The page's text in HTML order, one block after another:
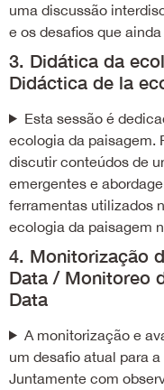
uma discussão
e os desafios que
3. Didática da
Didáctica de la
Esta sessão é
ecologia da paisagem.
discutir conteúdos de
emergentes e
ferramentas utilizados
ecologia da paisagem
4. Monitorização
Data / Monitoreo
Data
A monitorização e
um desafio atual para
Juntamente com